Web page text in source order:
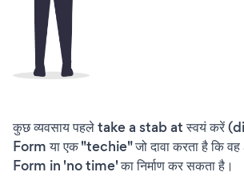
कुछ व्यवसाय पहले take a stab at स्वयं करें
Form या एक "techie" जो दावा करता है कि
Form in 'no time' का निर्माण कर सकता है।